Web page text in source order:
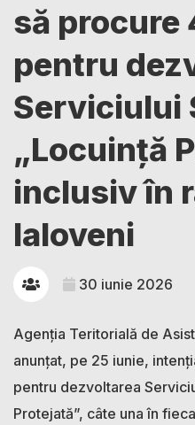
să procure
pentru
Serviciului
„Locuință
inclusiv în
Ialoveni
30 iunie 2026
Agenția Teritorială de
anunțat, pe 25 iunie,
pentru dezvoltarea
Protejată”, câte una în